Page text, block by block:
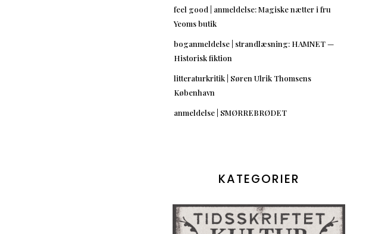
feel good | anmeldelse: Magiske nætter i fru
Yeoms butik
boganmeldelse | strandlæsning: HAMNET —
Historisk fiktion
litteraturkritik | Søren Ulrik Thomsens
København
anmeldelse | SMØRREBRØDET
KATEGORIER